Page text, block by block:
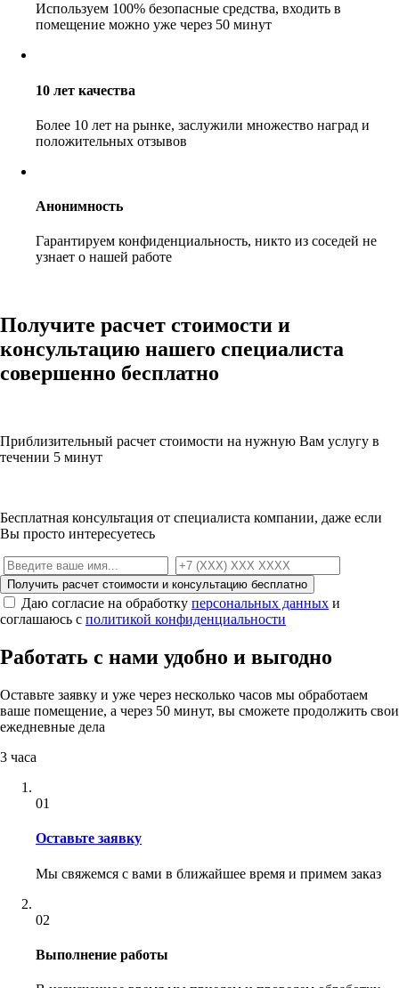
Используем 100% безопасные средства, входить в
помещение можно уже через 50 минут
10 лет качества
Более 10 лет на рынке, заслужили множество наград и
положительных отзывов
Анонимность
Гарантируем конфиденциальность, никто из соседей не
узнает о нашей работе
Получите расчет стоимости и
консультацию нашего специалиста
совершенно бесплатно
Приблизительный расчет стоимости на нужную Вам услугу в
течении 5 минут
Бесплатная консультация от специалиста компании, даже если
Вы просто интересуетесь
Получить расчет стоимости и консультацию бесплатно
Даю согласие на обработку персональных данных и
соглашаюсь с политикой конфиденциальности
Работать с нами удобно и выгодно
Оставьте заявку и уже через несколько часов мы обработаем
ваше помещение, а через 50 минут, вы сможете продолжить свои
ежедневные дела
3 часа
01
Оставьте заявку
Мы свяжемся с вами в ближайшее время и примем заказ
02
Выполнение работы